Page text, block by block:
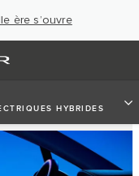
ère s’ouvre
HYBRIDES